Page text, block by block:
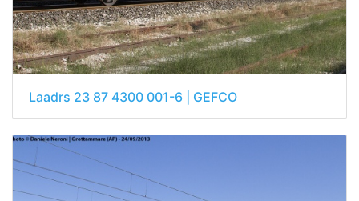
Laadrs 23 87 4300 001-6 | GEFCO